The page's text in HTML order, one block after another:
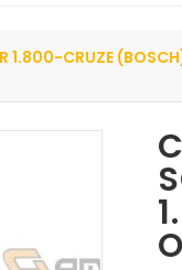
1.800-CRUZE